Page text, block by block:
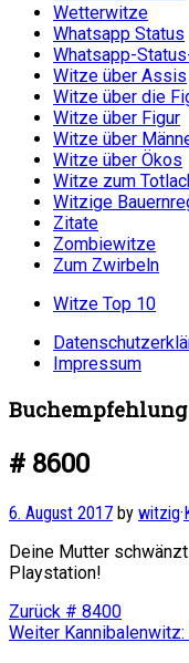
Wetterwitze
Whatsapp Status
Whatsapp-
Witze über Assis
Witze über die
Witze über Figur
Witze über
Witze über Ökos
Witze zum
Witzige
Zitate
Zombiewitze
Zum Zwirbeln
Witze Top 10
Impressum
Buchempfehlung
# 8600
6. August 2017 by witzig·
Deine Mutter
Playstation!
Zurück Vorheriger
Beitrag:
# 8400
Weiter Nächster